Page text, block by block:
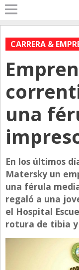
Home
A Motor
Alerta
Anticipo
Campo
Carrera &
Club House
Coleccionistas
Con Estilo
De Bolsillo
Diarios de
Diarios del Mundo
Directivos
Ecología y
CARRERA &
una
En los últimos
Matersky un
una férula
regaló a una
el Hospital
rotura de tibia